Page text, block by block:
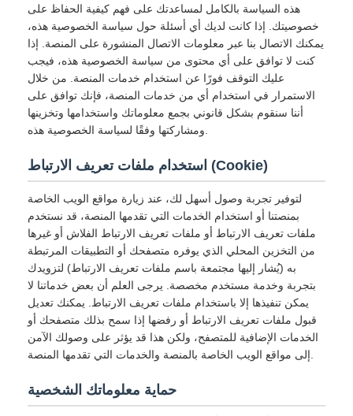
هذه السياسة بالكامل لمساعدتك على فهم كيفية الحفاظ على
خصوصيتك. إذا كانت لديك أي أسئلة حول سياسة الخصوصية هذه،
يمكنك الاتصال بنا عبر معلومات الاتصال المنشورة على المنصة. إذا
كنت لا توافق على أي محتوى من سياسة الخصوصية هذه، فيجب
عليك التوقف فورًا عن استخدام خدمات المنصة. من خلال
الاستمرار في استخدام أي من خدمات المنصة، فإنك توافق على
أننا سنقوم بشكل قانوني بجمع معلوماتك واستخدامها وتخزينها
استخدام ملفات تعريف الارتباط (Cookie)
لتوفير تجربة وصول أسهل لك، عند زيارة مواقع الويب الخاصة
بمنصتنا أو استخدام الخدمات التي تقدمها المنصة، قد نستخدم
ملفات تعريف الارتباط أو ملفات تعريف الارتباط الفلاش أو غيرها
من التخزين المحلي الذي يوفره متصفحك أو التطبيقات المرتبطة
به (يُشار إليها مجتمعة باسم ملفات تعريف الارتباط) لتزويدك
بتجربة وخدمة مستخدم مخصصة. يرجى العلم أن بعض خدماتنا لا
يمكن تنفيذها إلا باستخدام ملفات تعريف الارتباط. يمكنك تعديل
قبول ملفات تعريف الارتباط أو رفضها إذا سمح بذلك متصفحك أو
الخدمات الإضافية للمتصفح، ولكن هذا قد يؤثر على وصولك الآمن
حماية معلوماتك الشخصية